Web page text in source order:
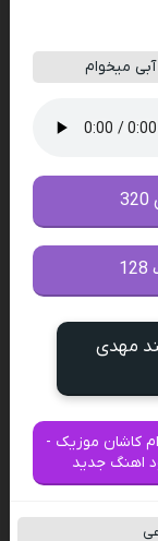
میخوام
مهدی
کاشان موزیک -
اهنگ جدید